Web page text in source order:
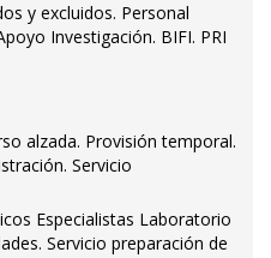
y excluidos. Personal
Investigación. BIFI. PRI
alzada. Provisión temporal.
Servicio
Especialistas Laboratorio
Servicio preparación de